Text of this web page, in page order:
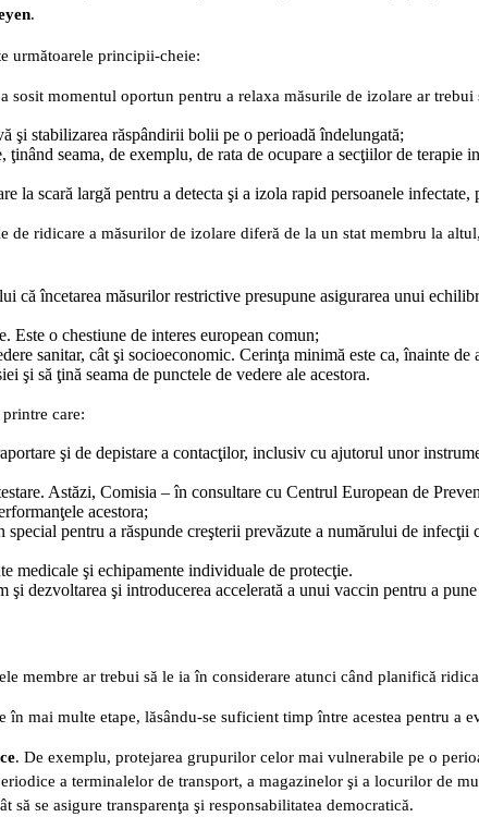
.
următoarele principii-cheie:
sosit momentul oportun pentru a relaxa măsurile de izolare ar trebui
şi stabilizarea răspândirii bolii pe o perioadă îndelungată;
seama, de exemplu, de rata de ocupare a secţiilor de terapie
la scară largă pentru a detecta şi a izola rapid persoanele
de ridicare a măsurilor de izolare diferă de la un stat membru la
că încetarea măsurilor restrictive presupune asigurarea unui
Este o chestiune de interes european comun;
sanitar, cât şi socioeconomic. Cerinţa minimă este ca, înainte
şi să ţină seama de punctele de vedere ale acestora.
printre care:
şi de depistare a contacţilor, inclusiv cu ajutorul unor
Astăzi, Comisia – în consultare cu Centrul European de
acestora;
pentru a răspunde creşterii prevăzute a numărului de
medicale şi echipamente individuale de protecţie.
şi dezvoltarea şi introducerea accelerată a unui vaccin pentru a
membre ar trebui să le ia în considerare atunci când planifică
în mai multe etape, lăsându-se suficient timp între acestea pentru a
. De exemplu, protejarea grupurilor celor mai vulnerabile pe o
a terminalelor de transport, a magazinelor şi a locurilor de
se asigure transparenţa şi responsabilitatea democratică.